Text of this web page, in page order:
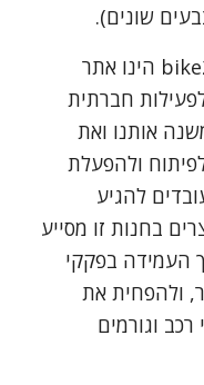
שונים).
חשוב שתדעו: אתר bike2work.co.il הינו אתר
חברתית
אותנו ואת
ולהפעלת
להגיע
בחנות זו מסייע
העמידה בפקקי
ולהפחית את
וגורמים